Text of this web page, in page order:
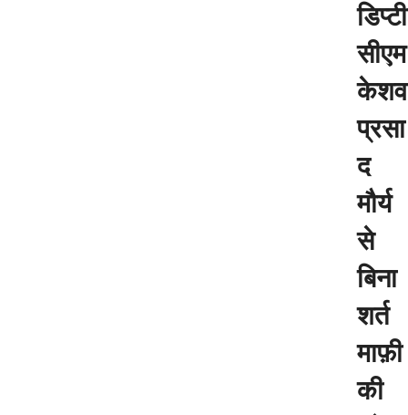
डिप्टी
सीएम
केशव
प्रसा
द
मौर्य
से
बिना
शर्त
माफ़ी
की